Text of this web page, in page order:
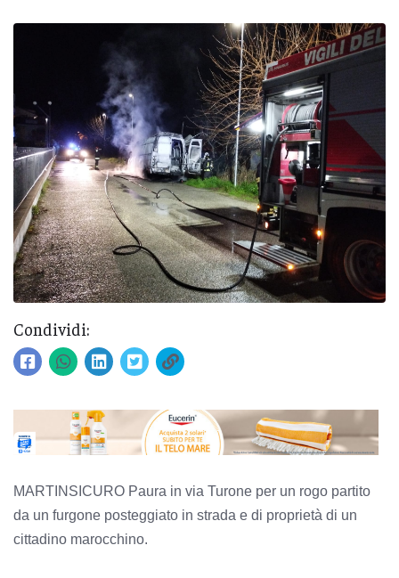
Condividi:
MARTINSICURO Paura in via Turone per un rogo partito
da un furgone posteggiato in strada e di proprietà di un
cittadino marocchino.